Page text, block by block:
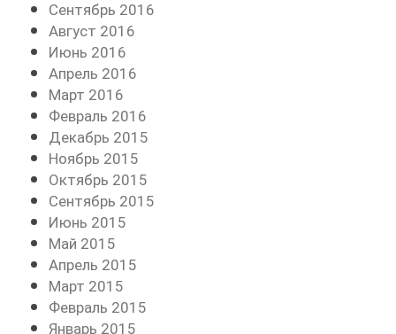
Сентябрь 2016
Август 2016
Июнь 2016
Апрель 2016
Март 2016
Февраль 2016
Декабрь 2015
Ноябрь 2015
Октябрь 2015
Сентябрь 2015
Июнь 2015
Май 2015
Апрель 2015
Март 2015
Февраль 2015
Январь 2015